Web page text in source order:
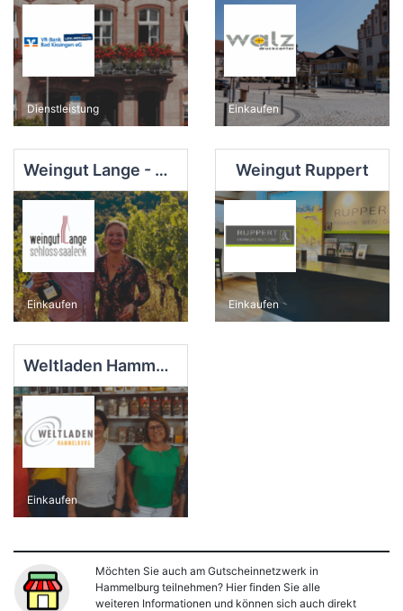
Dienstleistung Einkaufen
Weingut Lange - Schloss Saaleck
Einkaufen
Weingut Ruppert
Einkaufen
Weltladen Hammelburg
Einkaufen
Möchten Sie auch am Gutscheinnetzwerk in
Hammelburg teilnehmen? Hier finden Sie alle
weiteren Informationen und können sich auch direkt